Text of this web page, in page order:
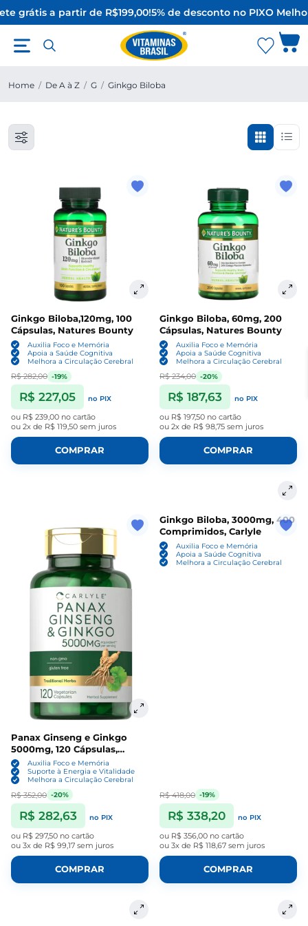
grátis a partir de R$199,00!5% de desconto no PIXO
Home / De A à Z / G / Ginkgo Biloba
Ginkgo Biloba,120mg, 100
Cápsulas, Natures Bounty
Auxilia Foco e Memória
Apoia a Saúde Cognitiva
Melhora a Circulação Cerebral
R$ 282,00 -19%
R$ 227,05 no PIX
ou R$ 239,00 no cartão
ou 2x de R$ 119,50 sem juros
COMPRAR
Ginkgo Biloba, 60mg, 200
Cápsulas, Natures Bounty
Auxilia Foco e Memória
Apoia a Saúde Cognitiva
Melhora a Circulação Cerebral
R$ 234,00 -20%
R$ 187,63 no PIX
ou R$ 197,50 no cartão
ou 2x de R$ 98,75 sem juros
COMPRAR
Panax Ginseng e Ginkgo
5000mg, 120 Cápsulas,
CarlyleAuxilia Foco e Memória
Suporte à Energia e Vitalidade
Melhora a Circulação Cerebral
R$ 352,00 -20%
R$ 282,63 no PIX
ou R$ 297,50 no cartão
ou 3x de R$ 99,17 sem juros
COMPRAR
Ginkgo Biloba, 3000mg, 400
Comprimidos, Carlyle
Auxilia Foco e Memória
Apoia a Saúde Cognitiva
Melhora a Circulação Cerebral
R$ 418,00 -19%
R$ 338,20 no PIX
ou R$ 356,00 no cartão
ou 3x de R$ 118,67 sem juros
COMPRAR